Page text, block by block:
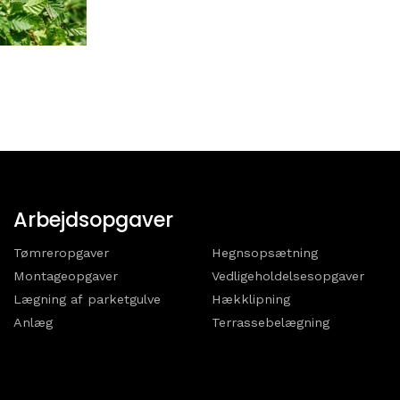
Arbejdsopgaver
Tømreropgaver
Montageopgaver
Lægning af parketgulve
Anlæg
Hegnsopsætning
Vedligeholdelsesopgaver
Hækklipning
Terrassebelægning